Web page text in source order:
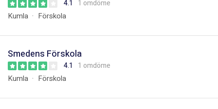
4.1 1 omdöme
Kumla Förskola
Smedens Förskola
4.1 1 omdöme
Kumla Förskola